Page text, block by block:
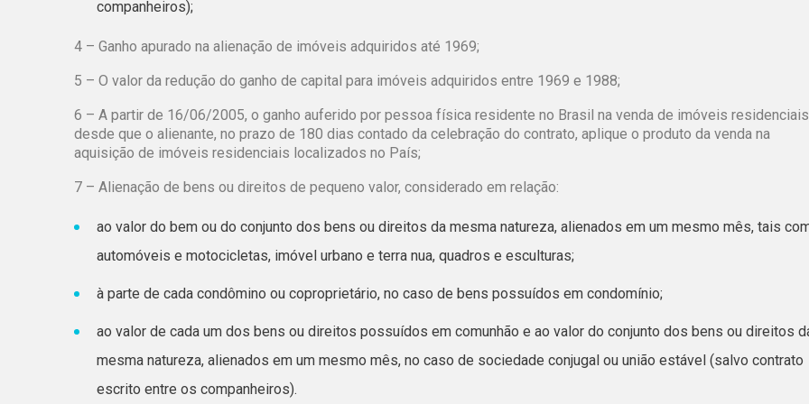
companheiros);
4 – Ganho apurado na alienação de imóveis adquiridos até 1969;
5 – O valor da redução do ganho de capital para imóveis adquiridos entre 1969 e 1988;
6 – A partir de 16/06/2005, o ganho auferido por pessoa física residente no Brasil na venda de imóveis
desde que o alienante, no prazo de 180 dias contado da celebração do contrato, aplique o produto da venda na
aquisição de imóveis residenciais localizados no País;
7 – Alienação de bens ou direitos de pequeno valor, considerado em relação:
ao valor do bem ou do conjunto dos bens ou direitos da mesma natureza, alienados em um mesmo mês, tais
automóveis e motocicletas, imóvel urbano e terra nua, quadros e esculturas;
à parte de cada condômino ou coproprietário, no caso de bens possuídos em condomínio;
ao valor de cada um dos bens ou direitos possuídos em comunhão e ao valor do conjunto dos bens ou direitos
mesma natureza, alienados em um mesmo mês, no caso de sociedade conjugal ou união estável (salvo contrato
escrito entre os companheiros).